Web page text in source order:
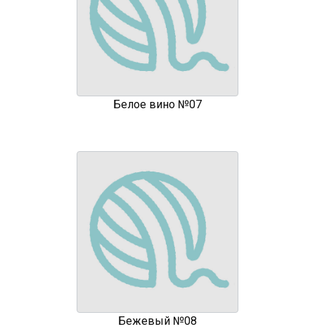
Белое вино №07
Бежевый №08